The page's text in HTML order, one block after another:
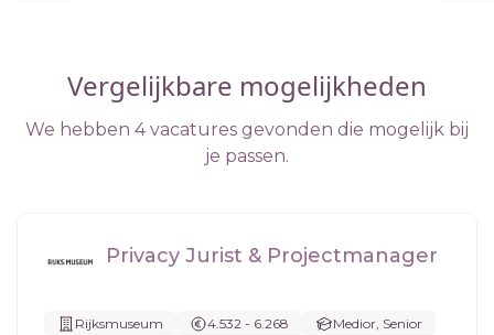
Vergelijkbare mogelijkheden
We hebben 4 vacatures gevonden die mogelijk bij
je passen.
Privacy Jurist & Projectmanager
Rijksmuseum 4.532 - 6.268
Medior, Senior